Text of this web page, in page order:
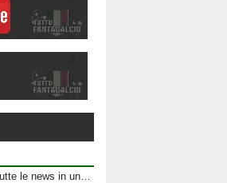
Tuttofantacalcio è su WhatsApp: tutte le news in un click